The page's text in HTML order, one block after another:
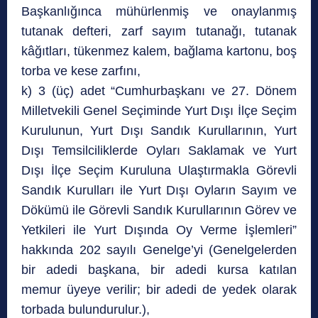
Başkanlığınca mühürlenmiş ve onaylanmış
tutanak defteri, zarf sayım tutanağı, tutanak
kâğıtları, tükenmez kalem, bağlama kartonu, boş
torba ve kese zarfını,
k) 3 (üç) adet “Cumhurbaşkanı ve 27. Dönem
Milletvekili Genel Seçiminde Yurt Dışı İlçe Seçim
Kurulunun, Yurt Dışı Sandık Kurullarının, Yurt
Dışı Temsilciliklerde Oyları Saklamak ve Yurt
Dışı İlçe Seçim Kuruluna Ulaştırmakla Görevli
Sandık Kurulları ile Yurt Dışı Oyların Sayım ve
Dökümü ile Görevli Sandık Kurullarının Görev ve
Yetkileri ile Yurt Dışında Oy Verme İşlemleri”
hakkında 202 sayılı Genelge’yi (Genelgelerden
bir adedi başkana, bir adedi kursa katılan
memur üyeye verilir; bir adedi de yedek olarak
torbada bulundurulur.),